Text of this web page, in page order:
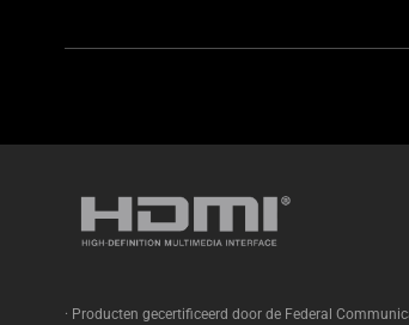
· Producten gecertificeerd door de Federal